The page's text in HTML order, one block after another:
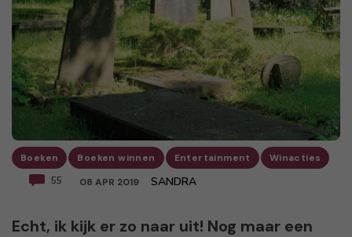
Boeken Boeken winnen Entertainment
Winacties
55
08 APR 2019 SANDRA
Echt, ik kijk er zo naar uit! Nog maar een